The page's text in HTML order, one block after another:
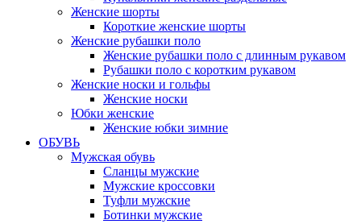
Женские шорты
Короткие женские шорты
Женские рубашки поло
Женские рубашки поло с длинным рукавом
Рубашки поло с коротким рукавом
Женские носки и гольфы
Женские носки
Юбки женские
Женские юбки зимние
ОБУВЬ
Мужская обувь
Сланцы мужские
Мужские кроссовки
Туфли мужские
Ботинки мужские